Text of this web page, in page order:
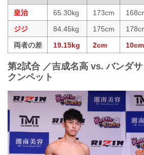
皇治
65.30kg 173cm
ジジ
84.45kg 175cm
両者の差
19.15kg 2cm 10cm
第2試合 ／吉成名高 vs. バンダ
クンペット